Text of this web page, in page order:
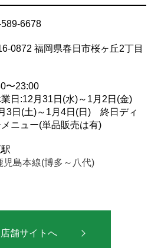
6678
0872 福岡県春日市桜ヶ丘2丁目
〜23:00
日:12月31日(水)～1月2日(金)
3日(土)～1月4日(日) 終日ディ
ニュー(単品販売は有)
児島本線(博多～八代)
店舗サイトへ